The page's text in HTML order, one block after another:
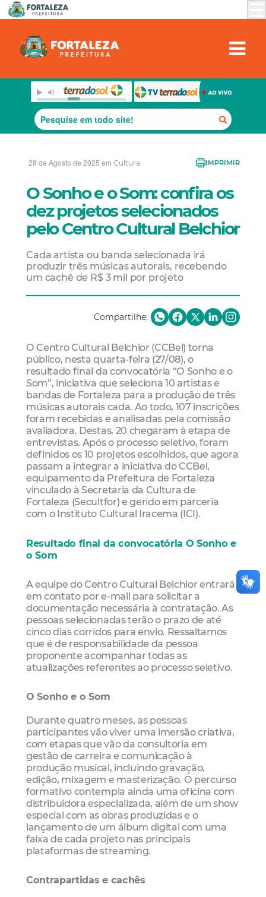
28 de Agosto de 2025 em Cultura IMPRIMIR
O Sonho e o Som: confira os
dez projetos selecionados
pelo Centro Cultural Belchior
Cada artista ou banda selecionada irá
produzir três músicas autorais, recebendo
um cachê de R$ 3 mil por projeto
Compartilhe:
O Centro Cultural Belchior (CCBel) torna
público, nesta quarta-feira (27/08), o
resultado final da convocatória “O Sonho e o
Som”, iniciativa que seleciona 10 artistas e
bandas de Fortaleza para a produção de três
músicas autorais cada. Ao todo, 107 inscrições
foram recebidas e analisadas pela comissão
avaliadora. Destas, 20 chegaram à etapa de
entrevistas. Após o processo seletivo, foram
definidos os 10 projetos escolhidos, que agora
passam a integrar a iniciativa do CCBel,
equipamento da Prefeitura de Fortaleza
vinculado à Secretaria da Cultura de
Fortaleza (Secultfor) e gerido em parceria
com o Instituto Cultural Iracema (ICI).
Resultado final da convocatória O Sonho e
o Som
A equipe do Centro Cultural Belchior entrará
em contato por e-mail para solicitar a
documentação necessária à contratação. As
pessoas selecionadas terão o prazo de até
cinco dias corridos para envio. Ressaltamos
que é de responsabilidade da pessoa
proponente acompanhar todas as
atualizações referentes ao processo seletivo.
O Sonho e o Som
Durante quatro meses, as pessoas
participantes vão viver uma imersão criativa,
com etapas que vão da consultoria em
gestão de carreira e comunicação à
produção musical, incluindo gravação,
edição, mixagem e masterização. O percurso
formativo contempla ainda uma oficina com
distribuidora especializada, além de um show
especial com as obras produzidas e o
lançamento de um álbum digital com uma
faixa de cada projeto nas principais
plataformas de streaming.
Contrapartidas e cachês